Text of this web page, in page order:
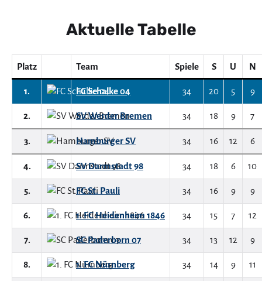
Aktuelle Tabelle
Platz Team Spiele S U N
1. FC Schalke 04 34 20 5 9
2. SV Werder Bremen 34 18 9 7
3. Hamburger SV 34 16 12 6
4. SV Darmstadt 98 34 18 6 10
5. FC St. Pauli 34 16 9 9
6. 1. FC Heidenheim 1846 34 15 7 12
7. SC Paderborn 07 34 13 12 9
8. 1. FC Nürnberg 34 14 9 11